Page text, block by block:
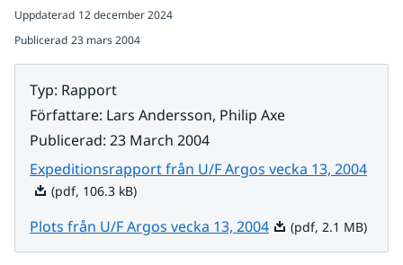
Uppdaterad 12 december 2024
Publicerad 23 mars 2004
Typ: Rapport
Författare: Lars Andersson, Philip Axe
Publicerad: 23 March 2004
Expeditionsrapport från U/F Argos vecka 13, 2004Pdf,
(pdf, 106.3 kB)
Plots från U/F Argos vecka 13, 2004Pdf, 2.1 MB.
(pdf, 2.1 MB)